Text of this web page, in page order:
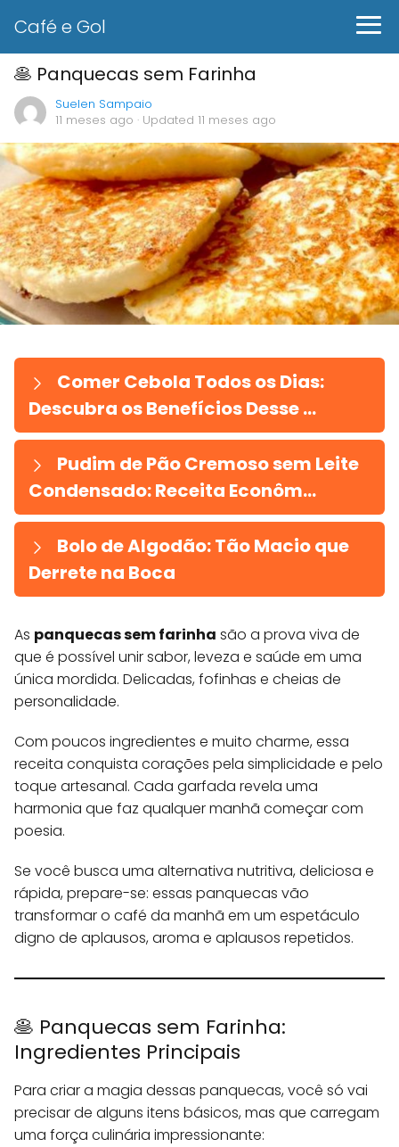
Café e Gol
🥞 Panquecas sem Farinha
Suelen Sampaio
11 meses ago · Updated 11 meses ago
Comer Cebola Todos os Dias:
Descubra os Benefícios Desse ...
Pudim de Pão Cremoso sem Leite
Condensado: Receita Econôm...
Bolo de Algodão: Tão Macio que
Derrete na Boca
As panquecas sem farinha são a prova viva de
que é possível unir sabor, leveza e saúde em uma
única mordida. Delicadas, fofinhas e cheias de
personalidade.
Com poucos ingredientes e muito charme, essa
receita conquista corações pela simplicidade e pelo
toque artesanal. Cada garfada revela uma
harmonia que faz qualquer manhã começar com
poesia.
Se você busca uma alternativa nutritiva, deliciosa e
rápida, prepare-se: essas panquecas vão
transformar o café da manhã em um espetáculo
digno de aplausos, aroma e aplausos repetidos.
🥞 Panquecas sem Farinha:
Ingredientes Principais
Para criar a magia dessas panquecas, você só vai
precisar de alguns itens básicos, mas que carregam
uma força culinária impressionante: